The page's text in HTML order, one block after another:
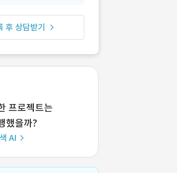
후 상담받기
프로젝트는
했을까?
AI